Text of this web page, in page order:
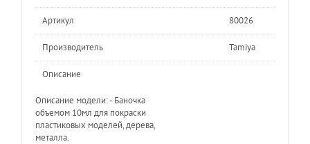
Артикул 80026
Производитель Tamiya
Описание
Описание модели: - Баночка
объемом 10мл для покраски
пластиковых моделей, дерева,
металла.